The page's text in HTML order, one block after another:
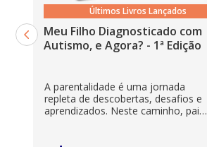
Últimos Livros Lançados
Meu Filho Diagnosticado com
Autismo, e Agora? - 1ª Edição
A parentalidade é uma jornada
repleta de descobertas, desafios e
aprendizados. Neste caminho, pais